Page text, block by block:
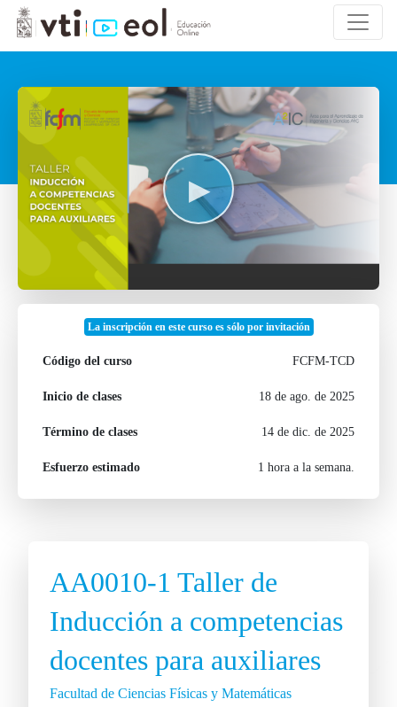
La inscripción en este curso es sólo por invitación
Código del curso FCFM-TCD
Inicio de clases 18 de ago. de 2025
Término de clases 14 de dic. de 2025
Esfuerzo estimado 1 hora a la semana.
AA0010-1 Taller de
Inducción a competencias
docentes para auxiliares
Facultad de Ciencias Físicas y Matemáticas